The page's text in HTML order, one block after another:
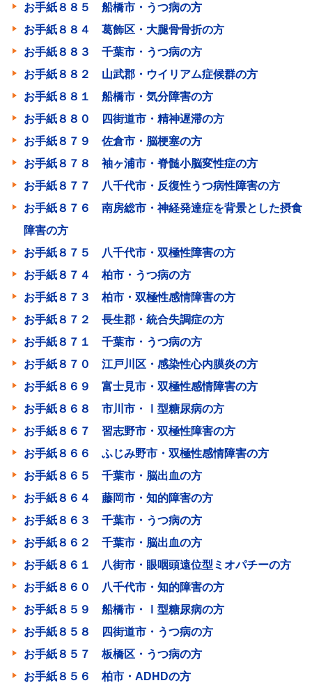
お手紙８８５ 船橋市・うつ病の方
お手紙８８４ 葛飾区・大腿骨骨折の方
お手紙８８３ 千葉市・うつ病の方
お手紙８８２ 山武郡・ウイリアム症候群の方
お手紙８８１ 船橋市・気分障害の方
お手紙８８０ 四街道市・精神遅滞の方
お手紙８７９ 佐倉市・脳梗塞の方
お手紙８７８ 袖ヶ浦市・脊髄小脳変性症の方
お手紙８７７ 八千代市・反復性うつ病性障害の方
お手紙８７６ 南房総市・神経発達症を背景とした摂食
障害の方
お手紙８７５ 八千代市・双極性障害の方
お手紙８７４ 柏市・うつ病の方
お手紙８７３ 柏市・双極性感情障害の方
お手紙８７２ 長生郡・統合失調症の方
お手紙８７１ 千葉市・うつ病の方
お手紙８７０ 江戸川区・感染性心内膜炎の方
お手紙８６９ 富士見市・双極性感情障害の方
お手紙８６８ 市川市・Ⅰ型糖尿病の方
お手紙８６７ 習志野市・双極性障害の方
お手紙８６６ ふじみ野市・双極性感情障害の方
お手紙８６５ 千葉市・脳出血の方
お手紙８６４ 藤岡市・知的障害の方
お手紙８６３ 千葉市・うつ病の方
お手紙８６２ 千葉市・脳出血の方
お手紙８６１ 八街市・眼咽頭遠位型ミオパチーの方
お手紙８６０ 八千代市・知的障害の方
お手紙８５９ 船橋市・Ⅰ型糖尿病の方
お手紙８５８ 四街道市・うつ病の方
お手紙８５７ 板橋区・うつ病の方
お手紙８５６ 柏市・ADHDの方